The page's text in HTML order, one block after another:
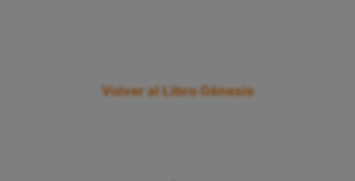
Volver al Libro Génesis